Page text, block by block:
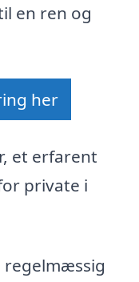
en ren og
her
et erfarent
private i
regelmæssig